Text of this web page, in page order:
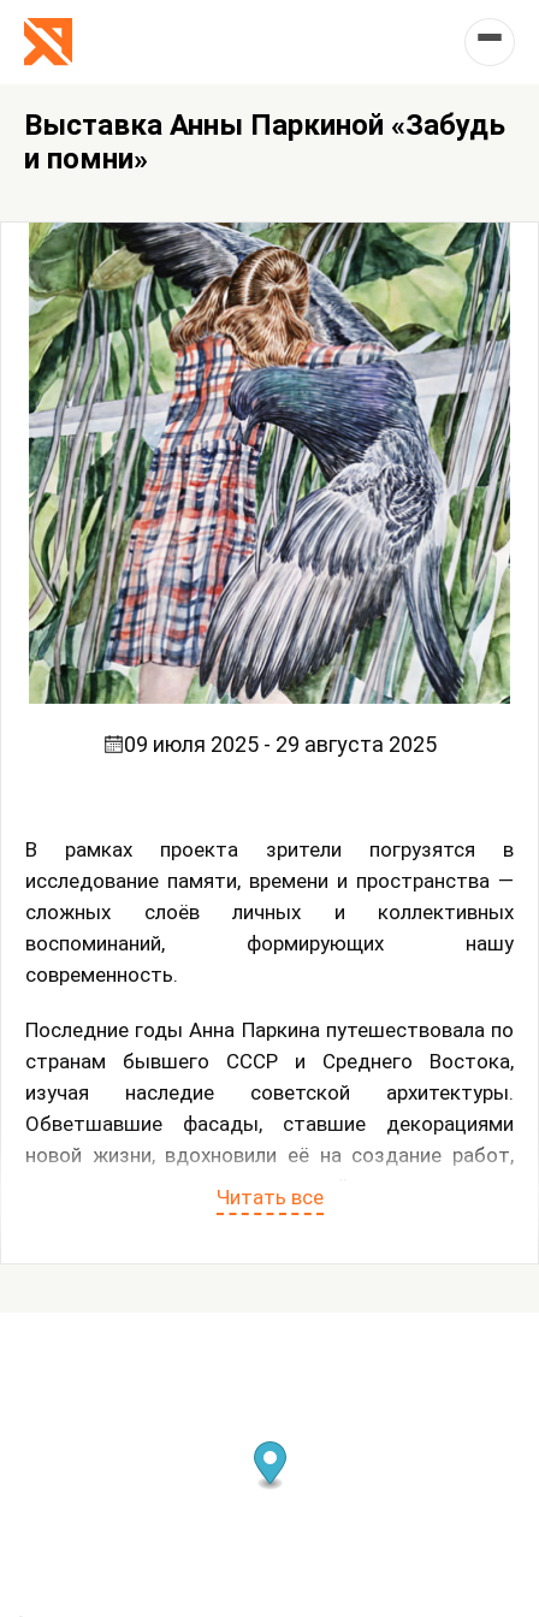
Выставка Анны Паркиной «Забудь
и помни»
09 июля 2025 - 29 августа 2025
В рамках проекта зрители погрузятся в
исследование памяти, времени и пространства —
сложных слоёв личных и коллективных
воспоминаний, формирующих нашу
современность.
Последние годы Анна Паркина путешествовала по
странам бывшего СССР и Среднего Востока,
изучая наследие советской архитектуры.
Обветшавшие фасады, ставшие декорациями
новой жизни, вдохновили её на создание работ,
где соцмодернизм предстаёт как каркас
реальности — одновременно подавляющий и
между людьми — всё это становится частью
коллективной памяти. Работы Паркиной — о том,
Читать все